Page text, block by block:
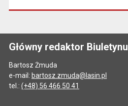
Główny redaktor Biuletynu
Bartosz Żmuda
e-mail: bartosz.zmuda@lasin.pl
tel.: (+48) 56 466 50 41